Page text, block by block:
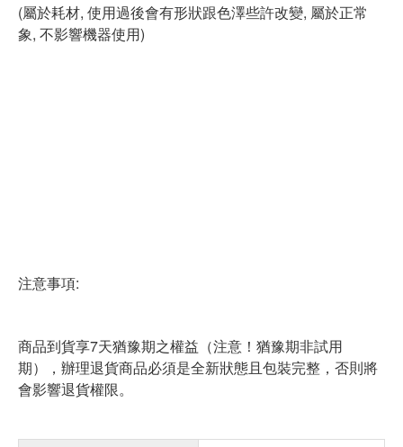
(屬於耗材, 使用過後會有形狀跟色澤些許改變, 屬於正常
象, 不影響機器使用)
注意事項:
商品到貨享7天猶豫期之權益（注意！猶豫期非試用
期），辦理退貨商品必須是全新狀態且包裝完整，否則將
會影響退貨權限。